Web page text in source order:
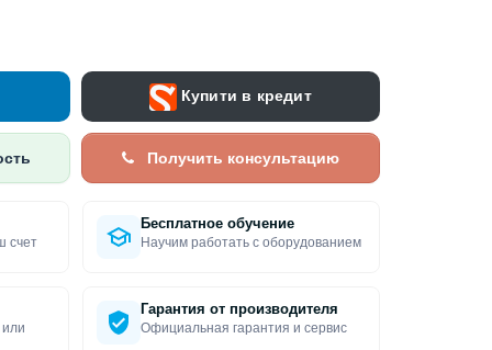
Купити в кредит
Получить консультацию
счет
Бесплатное обучение
Научим работать с оборудованием
Гарантия от производителя
Официальная гарантия и сервис